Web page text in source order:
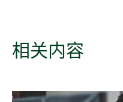
相关内容